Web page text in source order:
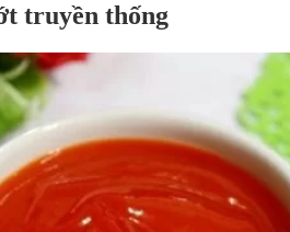
truyền thống